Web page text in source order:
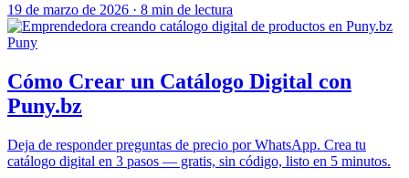
19 de marzo de 2026 · 8 min de lectura
Puny
Cómo Crear un Catálogo Digital con
Puny.bz
Deja de responder preguntas de precio por WhatsApp. Crea tu
catálogo digital en 3 pasos — gratis, sin código, listo en 5 minutos.